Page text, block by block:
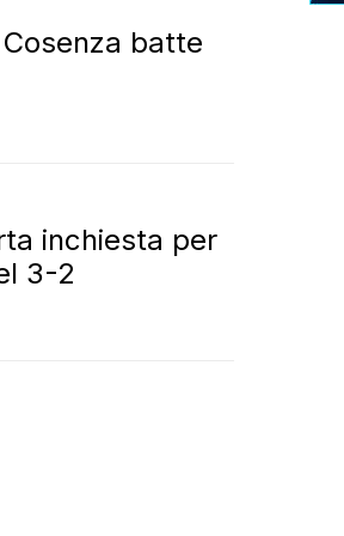
batte
inchiesta per
3-2